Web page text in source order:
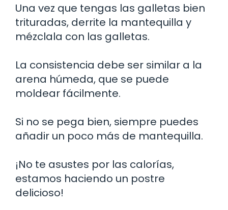
Una vez que tengas las galletas bien
trituradas, derrite la mantequilla y
mézclala con las galletas.
La consistencia debe ser similar a la
arena húmeda, que se puede
moldear fácilmente.
Si no se pega bien, siempre puedes
añadir un poco más de mantequilla.
¡No te asustes por las calorías,
estamos haciendo un postre
delicioso!